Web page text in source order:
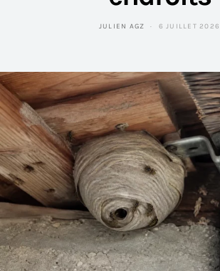
JULIEN AGZ 6 JUILLET 2026